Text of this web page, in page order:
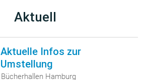
Aktuell
Aktuelle Infos zur
Umstellung
Bücherhallen Hamburg